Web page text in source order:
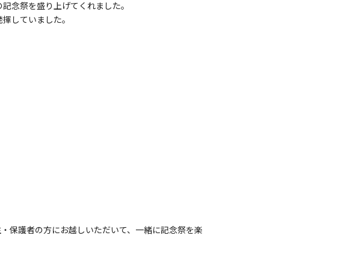
念祭を盛り上げてくれました。
していました。
保護者の方にお越しいただいて、一緒に記念祭を楽